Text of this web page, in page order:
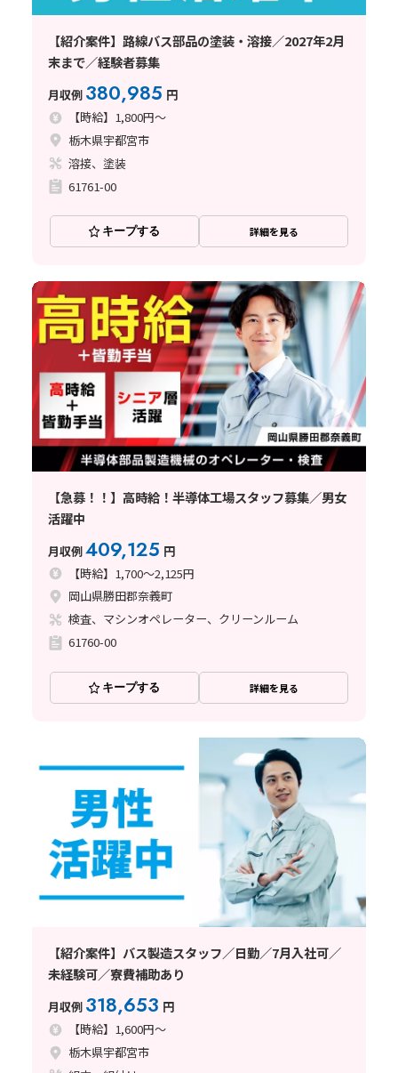
【紹介案件】路線バス部品の塗装・溶接／2027年2月
末まで／経験者募集
月収例 380,985 円
【時給】1,800円～
栃木県宇都宮市
溶接、塗装
61761-00
キープする 詳細を見る
【急募！！】高時給！半導体工場スタッフ募集／男女
活躍中
月収例409,125 円
【時給】1,700～2,125円
岡山県勝田郡奈義町
検査、マシンオペレーター、クリーンルーム
61760-00
キープする 詳細を見る
【紹介案件】バス製造スタッフ／日勤／7月入社可／
未経験可／寮費補助あり
月収例 318,653 円
【時給】1,600円～
栃木県宇都宮市